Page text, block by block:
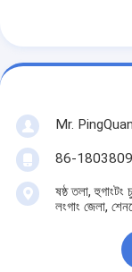
Mr.
86-
ষষ্ঠ তলা, হুগাংটং
লংগাং জেলা,